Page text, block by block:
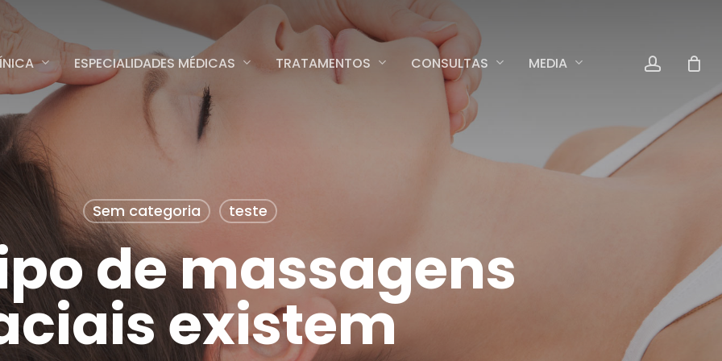
ESPECIALIDADES MÉDICAS TRATAMENTOS CONSULTAS MEDIA
Sem categoria teste
de massagens
existem